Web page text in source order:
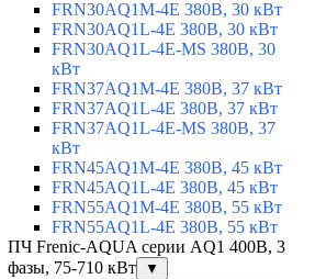
FRN30AQ1M-4E 380В, 30 кВт
FRN30AQ1L-4E 380В, 30 кВт
FRN30AQ1L-4E-MS 380В, 30
кВт
FRN37AQ1M-4E 380В, 37 кВт
FRN37AQ1L-4E 380В, 37 кВт
FRN37AQ1L-4E-MS 380В, 37
кВт
FRN45AQ1M-4E 380В, 45 кВт
FRN45AQ1L-4E 380В, 45 кВт
FRN55AQ1M-4E 380В, 55 кВт
FRN55AQ1L-4E 380В, 55 кВт
ПЧ Frenic-AQUA серии AQ1 400В, 3
фазы, 75-710 кВт
▼